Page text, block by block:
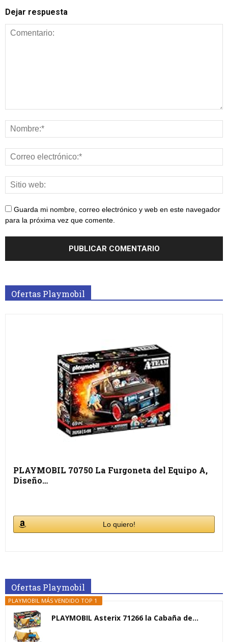
Dejar respuesta
Guarda mi nombre, correo electrónico y web en este navegador
para la próxima vez que comente.
Ofertas Playmobil
PLAYMOBIL 70750 La Furgoneta del Equipo A,
Diseño…
Lo quiero!
Ofertas Playmobil
PLAYMOBIL MÁS VENDIDO TOP 1
PLAYMOBIL Asterix 71266 la Cabaña de...